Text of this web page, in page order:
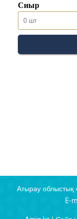
Атырау облыстық
E-